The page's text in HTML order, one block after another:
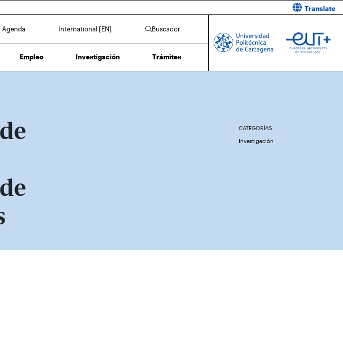
Translate
Agenda International [EN] Buscador
Empleo Investigación Trámites
CATEGORÍAS:
Investigación